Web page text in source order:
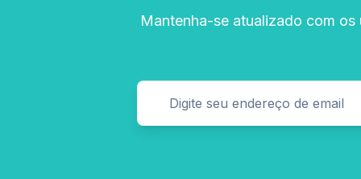
Mantenha-se atualizado com